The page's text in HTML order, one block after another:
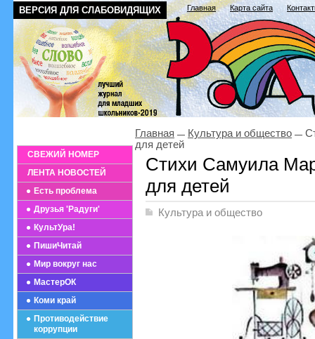
ВЕРСИЯ ДЛЯ СЛАБОВИДЯЩИХ Главная Карта сайта
СВЕЖИЙ НОМЕР
ЛЕНТА НОВОСТЕЙ
Есть проблема
Друзья 'Радуги'
КультУра!
ПишиЧитай
Мир вокруг нас
МастерОК
Коми край
Противодействие
коррупции
Главная Культура и общество
для детей
Стихи Самуила
для детей
Культура и общество